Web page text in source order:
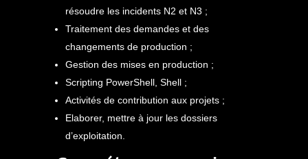
résoudre les incidents N2 et N3 ;
Traitement des demandes et des
changements de production ;
Gestion des mises en production ;
Scripting PowerShell, Shell ;
Activités de contribution aux projets ;
Elaborer, mettre à jour les dossiers
d’exploitation.